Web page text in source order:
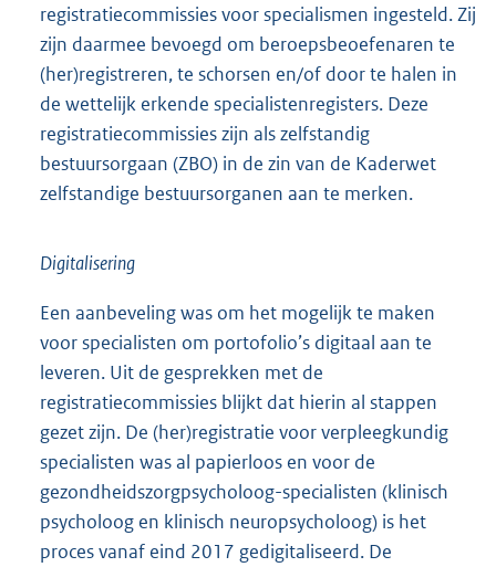
registratiecommissies voor specialismen ingesteld. Zij
zijn daarmee bevoegd om beroepsbeoefenaren te
(her)registreren, te schorsen en/of door te halen in
de wettelijk erkende specialistenregisters. Deze
registratiecommissies zijn als zelfstandig
bestuursorgaan (ZBO) in de zin van de Kaderwet
zelfstandige bestuursorganen aan te merken.
Digitalisering
Een aanbeveling was om het mogelijk te maken
voor specialisten om portofolio’s digitaal aan te
leveren. Uit de gesprekken met de
registratiecommissies blijkt dat hierin al stappen
gezet zijn. De (her)registratie voor verpleegkundig
specialisten was al papierloos en voor de
gezondheidszorgpsycholoog-specialisten (klinisch
psycholoog en klinisch neuropsycholoog) is het
proces vanaf eind 2017 gedigitaliseerd. De